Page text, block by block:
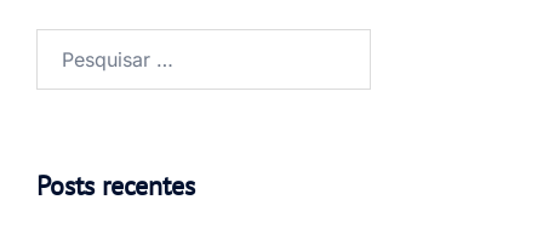
Posts recentes